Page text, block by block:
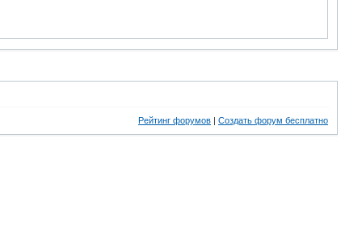
Рейтинг форумов | Создать форум бесплатно